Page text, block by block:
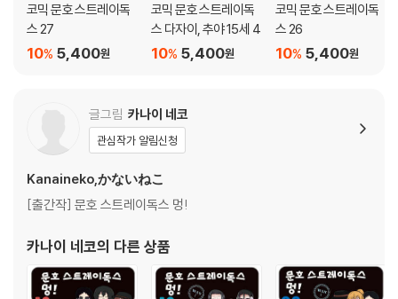
코믹 문호 스트레이독
스 27
5,400원
10%
코믹 문호 스트레이독
스 다자이, 추야 15세 4
5,400원
10%
코믹 문호 스트레이독
스 26
5,400원
10%
글그림 카나이 네코
관심작가 알림신청
Kanaineko,かないねこ
[출간작] 문호 스트레이독스 멍!
카나이 네코의 다른 상품